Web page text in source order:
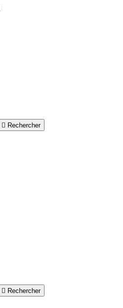
 Rechercher
 Rechercher